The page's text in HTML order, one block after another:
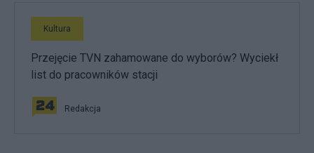
Kultura
Przejęcie TVN zahamowane do wyborów? Wyciekł
list do pracowników stacji
Redakcja